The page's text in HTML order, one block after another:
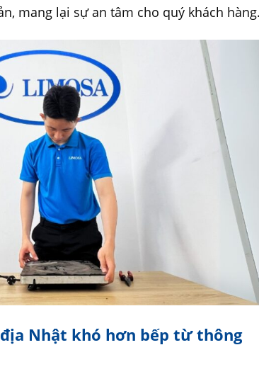
mang lại sự an tâm cho quý khách hàng.
Nhật khó hơn bếp từ thông